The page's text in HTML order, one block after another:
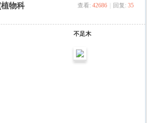
物科
查看: 42686 回复: 35
不足木